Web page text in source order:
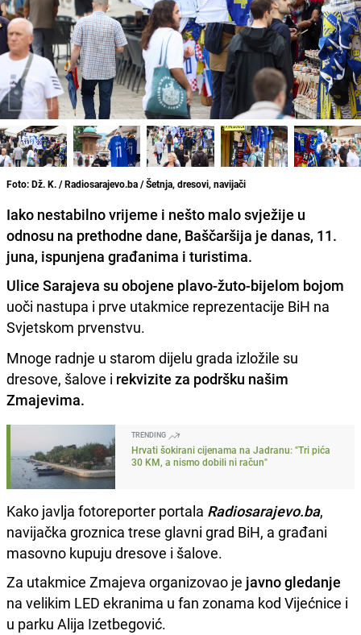
Foto: Dž. K. / Radiosarajevo.ba / Šetnja, dresovi, navijači
Iako nestabilno vrijeme i nešto malo svježije u
odnosu na prethodne dane, Baščaršija je danas, 11.
juna, ispunjena građanima i turistima.
Ulice Sarajeva su obojene plavo-žuto-bijelom bojom
uoči nastupa i prve utakmice reprezentacije BiH na
Svjetskom prvenstvu.
Mnoge radnje u starom dijelu grada izložile su
dresove, šalove i rekvizite za podršku našim
Zmajevima.
TRENDING
Hrvati šokirani cijenama na Jadranu: "Tri pića
30 KM, a nismo dobili ni račun"
Kako javlja fotoreporter portala Radiosarajevo.ba,
navijačka groznica trese glavni grad BiH, a građani
masovno kupuju dresove i šalove.
Za utakmice Zmajeva organizovao je javno gledanje
na velikim LED ekranima u fan zonama kod Vijećnice i
u parku Alija Izetbegović.